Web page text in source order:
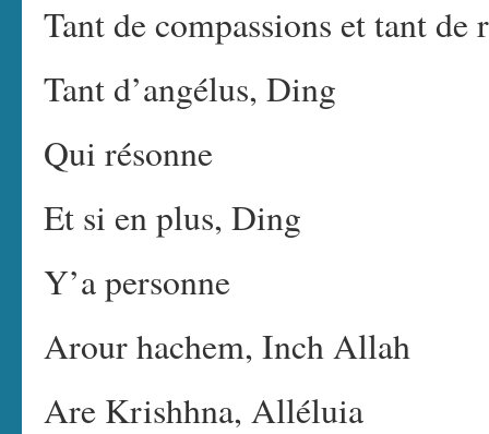
Tant de compassions et tant de
Tant d’angélus, Ding
Qui résonne
Et si en plus, Ding
Y’a personne
Arour hachem, Inch Allah
Are Krishhna, Alléluia